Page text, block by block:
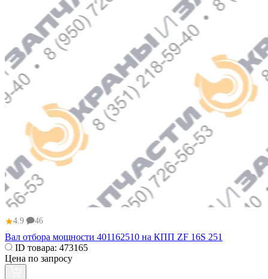
★4.9 46
Вал отбора мощности 401162510 на КПП ZF 16S 251
ID товара: 473165
Цена по запросу